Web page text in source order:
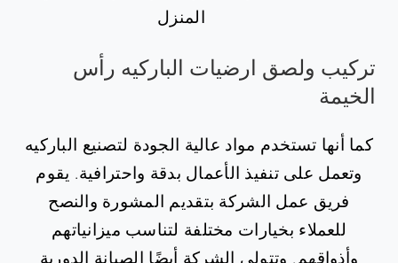
المنزل
تركيب ولصق ارضيات الباركيه رأس
الخيمة
كما أنها تستخدم مواد عالية الجودة لتصنيع الباركيه
وتعمل على تنفيذ الأعمال بدقة واحترافية. يقوم
فريق عمل الشركة بتقديم المشورة والنصح
للعملاء بخيارات مختلفة لتناسب ميزانياتهم
وأذواقهم. وتتولى الشركة أيضًا الصيانة الدورية